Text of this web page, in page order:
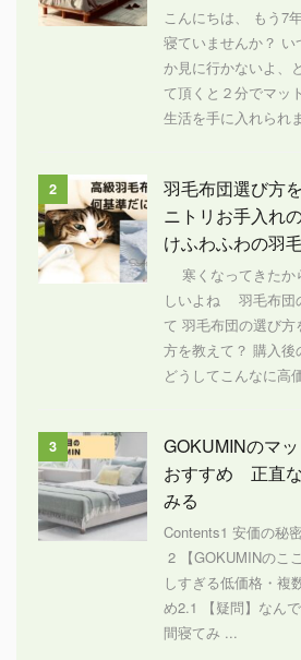
こんにちは、 もう7
寝ていませんか？ い
か見に行かないよ、
て頂くと２分でマッ
生活を手に入れられ
2
羽毛布団選び方
ニトリお手入れ
けふわふわの羽
寒くなってきたか
しいよね 羽毛布団
て 羽毛布団の選び
方を教えて？ 購入後
どうしてこんなに高
3
GOKUMINのマ
おすすめ 正直
みる
Contents1 安価の秘
2 【GOKUMINの
しすぎる低価格・複
め2.1 【疑問】なん
間寝てみ ...